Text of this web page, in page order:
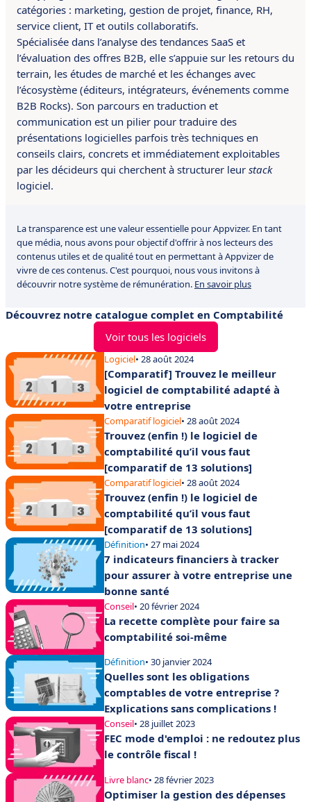
catégories : marketing, gestion de projet, finance, RH,
service client, IT et outils collaboratifs.
Spécialisée dans l’analyse des tendances SaaS et
l’évaluation des offres B2B, elle s’appuie sur les retours du
terrain, les études de marché et les échanges avec
l’écosystème (éditeurs, intégrateurs, événements comme
B2B Rocks). Son parcours en traduction et
communication est un pilier pour traduire des
présentations logicielles parfois très techniques en
conseils clairs, concrets et immédiatement exploitables
par les décideurs qui cherchent à structurer leur stack
logiciel.
La transparence est une valeur essentielle pour Appvizer. En tant
que média, nous avons pour objectif d'offrir à nos lecteurs des
contenus utiles et de qualité tout en permettant à Appvizer de
vivre de ces contenus. C'est pourquoi, nous vous invitons à
découvrir notre système de rémunération. En savoir plus
Découvrez notre catalogue complet en Comptabilité
Voir tous les logiciels
Logiciel• 28 août 2024
[Comparatif] Trouvez le meilleur
logiciel de comptabilité adapté à
votre entreprise
Comparatif logiciel• 28 août 2024
Trouvez (enfin !) le logiciel de
comptabilité qu’il vous faut
[comparatif de 13 solutions]
Comparatif logiciel• 28 août 2024
Trouvez (enfin !) le logiciel de
comptabilité qu’il vous faut
[comparatif de 13 solutions]
Définition• 27 mai 2024
7 indicateurs financiers à tracker
pour assurer à votre entreprise une
bonne santé
Conseil• 20 février 2024
La recette complète pour faire sa
comptabilité soi-même
Définition• 30 janvier 2024
Quelles sont les obligations
comptables de votre entreprise ?
Explications sans complications !
Conseil• 28 juillet 2023
FEC mode d'emploi : ne redoutez plus
le contrôle fiscal !
Livre blanc• 28 février 2023
Optimiser la gestion des dépenses